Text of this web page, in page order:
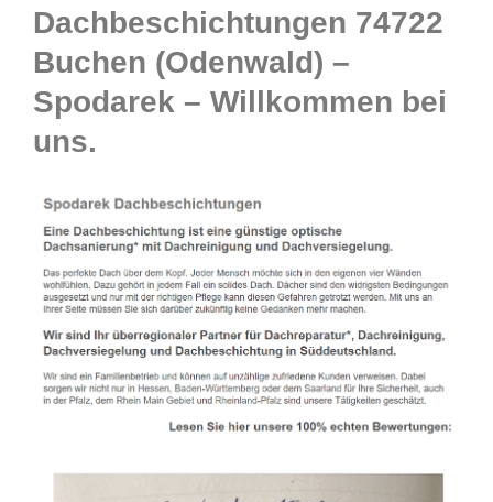
Dachbeschichtungen 74722
Buchen (Odenwald) –
Spodarek – Willkommen bei
uns.